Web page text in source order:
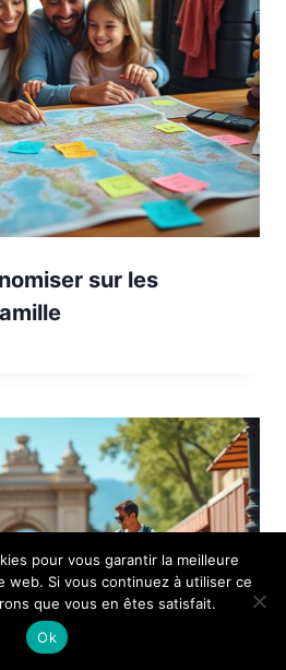
sur les
pour vous garantir la meilleure
web. Si vous continuez à utiliser ce
que vous en êtes satisfait.
Ok